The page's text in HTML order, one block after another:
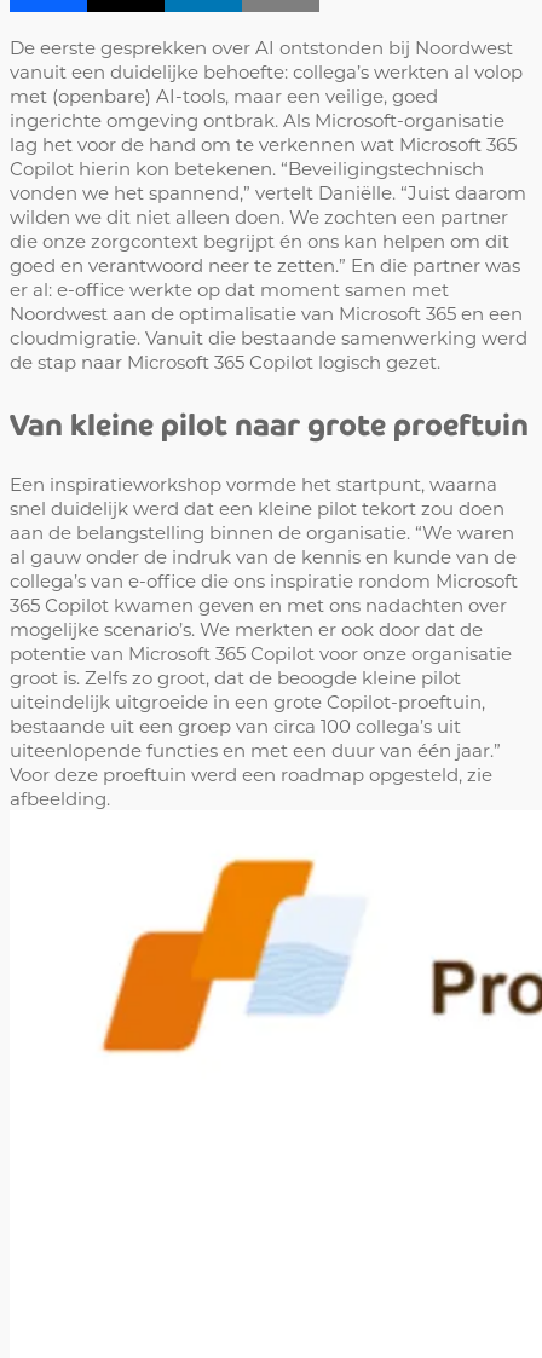
De eerste gesprekken over AI ontstonden bij Noordwest
vanuit een duidelijke behoefte: collega’s werkten al volop
met (openbare) AI-tools, maar een veilige, goed
ingerichte omgeving ontbrak. Als Microsoft-organisatie
lag het voor de hand om te verkennen wat Microsoft 365
Copilot hierin kon betekenen. “Beveiligingstechnisch
vonden we het spannend,” vertelt Daniëlle. “Juist daarom
wilden we dit niet alleen doen. We zochten een partner
die onze zorgcontext begrijpt én ons kan helpen om dit
goed en verantwoord neer te zetten.” En die partner was
er al: e-office werkte op dat moment samen met
Noordwest aan de optimalisatie van Microsoft 365 en een
cloudmigratie. Vanuit die bestaande samenwerking werd
de stap naar Microsoft 365 Copilot logisch gezet.
Van kleine pilot naar grote proeftuin
Een inspiratieworkshop vormde het startpunt, waarna
snel duidelijk werd dat een kleine pilot tekort zou doen
aan de belangstelling binnen de organisatie. “We waren
al gauw onder de indruk van de kennis en kunde van de
collega’s van e-office die ons inspiratie rondom Microsoft
365 Copilot kwamen geven en met ons nadachten over
mogelijke scenario’s. We merkten er ook door dat de
potentie van Microsoft 365 Copilot voor onze organisatie
groot is. Zelfs zo groot, dat de beoogde kleine pilot
uiteindelijk uitgroeide in een grote Copilot-proeftuin,
bestaande uit een groep van circa 100 collega’s uit
uiteenlopende functies en met een duur van één jaar.”
Voor deze proeftuin werd een roadmap opgesteld, zie
afbeelding.